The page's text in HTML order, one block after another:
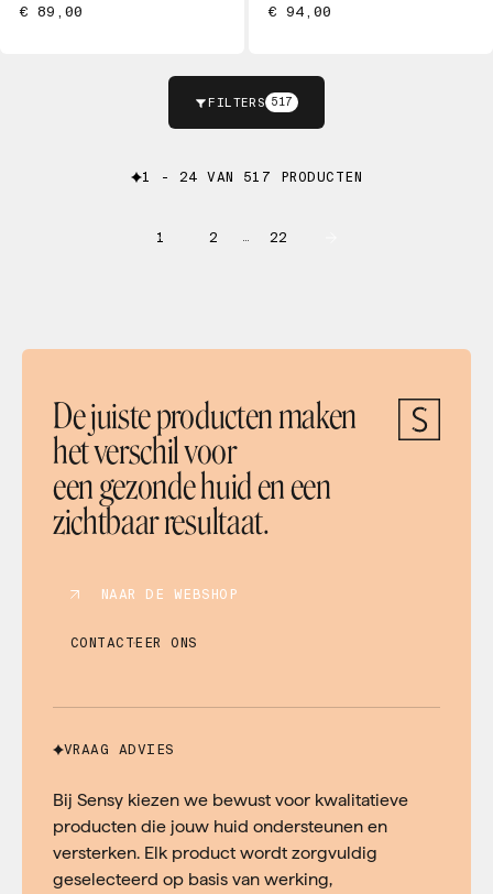
€ 89,00 € 94,00
FILTERS 517
1 - 24 VAN 517 PRODUCTEN
1 2 … 22
De juiste producten maken
het verschil voor
een gezonde huid en een
zichtbaar resultaat.
NAAR DE WEBSHOP
CONTACTEER ONS
VRAAG ADVIES
Bij Sensy kiezen we bewust voor kwalitatieve
producten die jouw huid ondersteunen en
versterken. Elk product wordt zorgvuldig
geselecteerd op basis van werking,